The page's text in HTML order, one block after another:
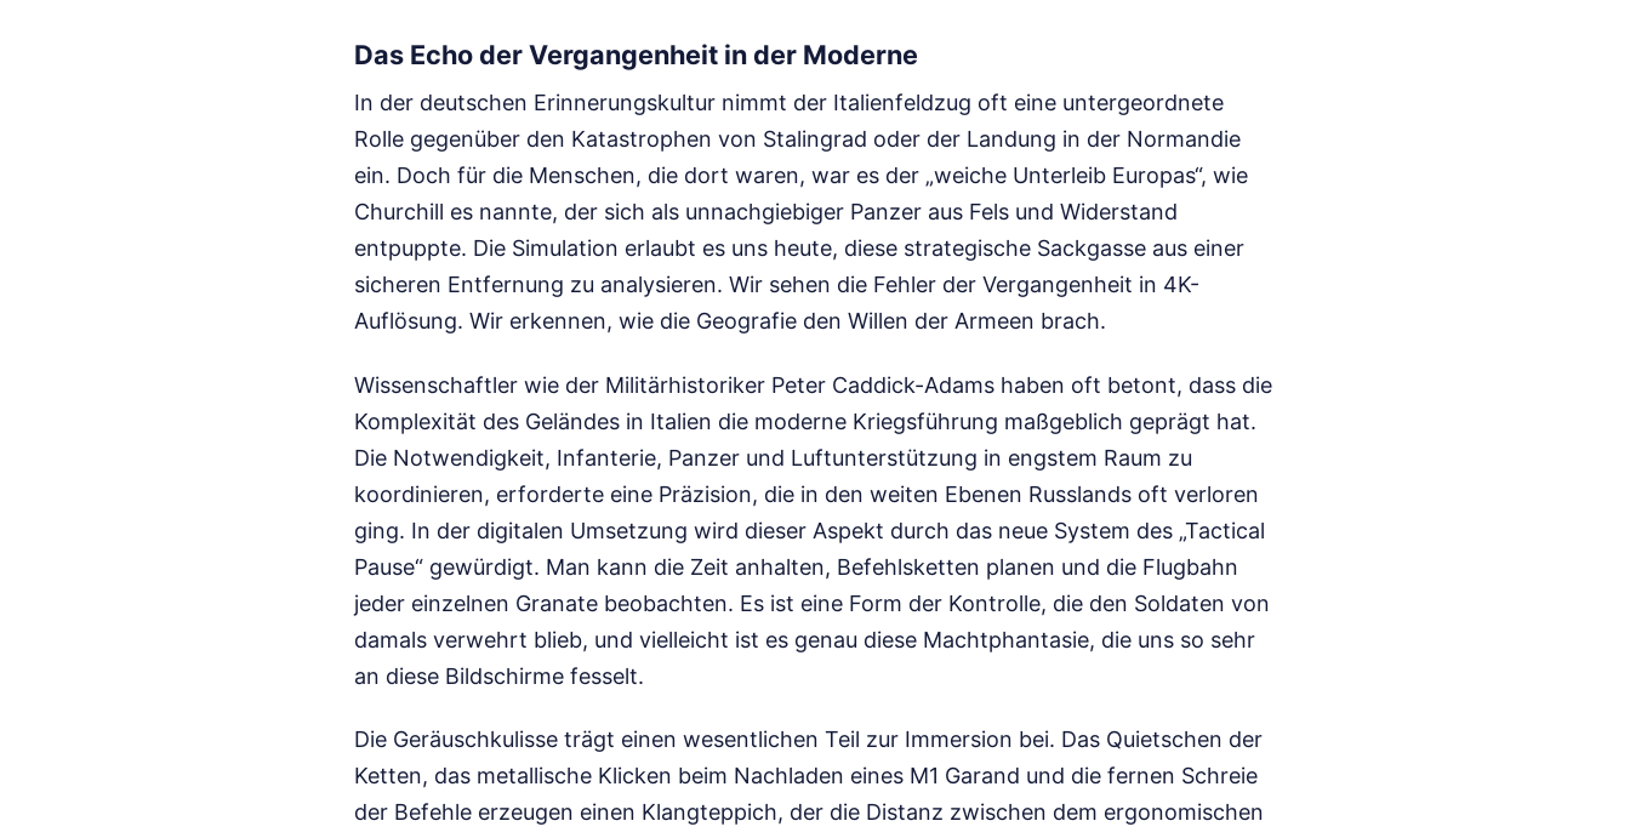
Das Echo der Vergangenheit in der Moderne
In der deutschen Erinnerungskultur nimmt der Italienfeldzug oft eine untergeordnete
Rolle gegenüber den Katastrophen von Stalingrad oder der Landung in der Normandie
ein. Doch für die Menschen, die dort waren, war es der „weiche Unterleib Europas“, wie
Churchill es nannte, der sich als unnachgiebiger Panzer aus Fels und Widerstand
entpuppte. Die Simulation erlaubt es uns heute, diese strategische Sackgasse aus einer
sicheren Entfernung zu analysieren. Wir sehen die Fehler der Vergangenheit in 4K-
Auflösung. Wir erkennen, wie die Geografie den Willen der Armeen brach.
Wissenschaftler wie der Militärhistoriker Peter Caddick-Adams haben oft betont, dass die
Komplexität des Geländes in Italien die moderne Kriegsführung maßgeblich geprägt hat.
Die Notwendigkeit, Infanterie, Panzer und Luftunterstützung in engstem Raum zu
koordinieren, erforderte eine Präzision, die in den weiten Ebenen Russlands oft verloren
ging. In der digitalen Umsetzung wird dieser Aspekt durch das neue System des „Tactical
Pause“ gewürdigt. Man kann die Zeit anhalten, Befehlsketten planen und die Flugbahn
jeder einzelnen Granate beobachten. Es ist eine Form der Kontrolle, die den Soldaten von
damals verwehrt blieb, und vielleicht ist es genau diese Machtphantasie, die uns so sehr
an diese Bildschirme fesselt.
Die Geräuschkulisse trägt einen wesentlichen Teil zur Immersion bei. Das Quietschen der
Ketten, das metallische Klicken beim Nachladen eines M1 Garand und die fernen Schreie
der Befehle erzeugen einen Klangteppich, der die Distanz zwischen dem ergonomischen